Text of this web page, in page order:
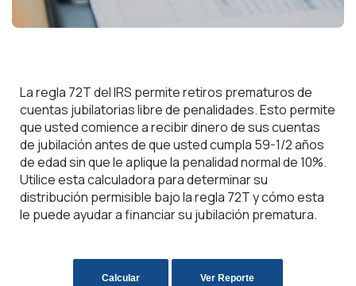
La regla 72T del IRS permite retiros prematuros de
cuentas jubilatorias libre de penalidades. Esto permite
que usted comience a recibir dinero de sus cuentas
de jubilación antes de que usted cumpla 59-1/2 años
de edad sin que le aplique la penalidad normal de 10%.
Utilice esta calculadora para determinar su
distribución permisible bajo la regla 72T y cómo esta
le puede ayudar a financiar su jubilación prematura.